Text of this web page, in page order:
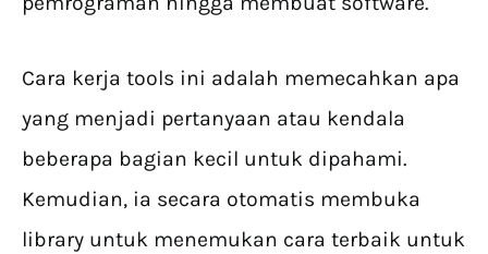
Cara kerja tools ini adalah memecahkan apa
yang menjadi pertanyaan atau kendala
beberapa bagian kecil untuk dipahami.
Kemudian, ia secara otomatis membuka
library untuk menemukan cara terbaik untuk